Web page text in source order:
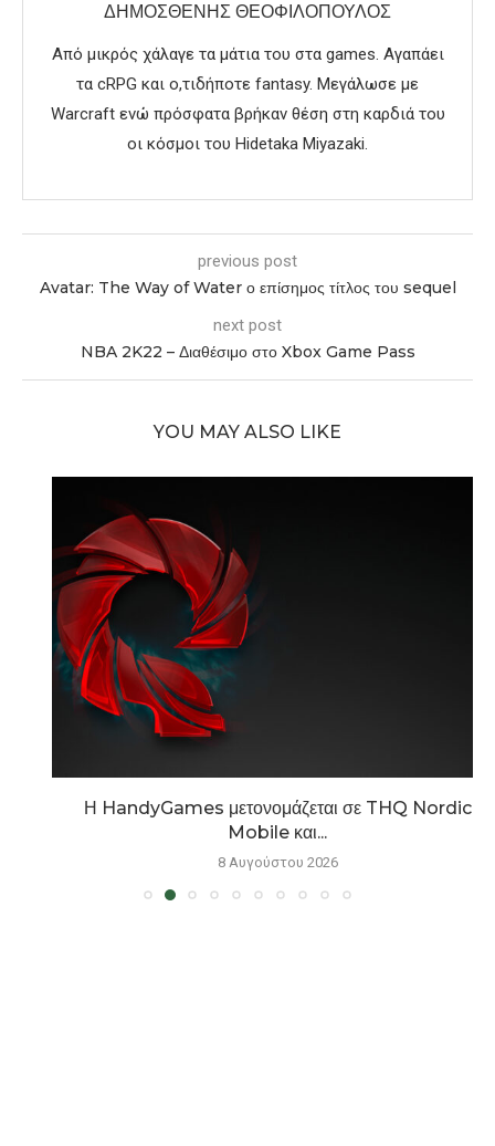
ΔΗΜΟΣΘΈΝΗΣ ΘΕΟΦΙΛΌΠΟΥΛΟΣ
Από μικρός χάλαγε τα μάτια του στα games. Αγαπάει
τα cRPG και ο,τιδήποτε fantasy. Μεγάλωσε με
Warcraft ενώ πρόσφατα βρήκαν θέση στη καρδιά του
οι κόσμοι του Hidetaka Miyazaki.
previous post
Avatar: The Way of Water ο επίσημος τίτλος του sequel
next post
NBA 2K22 – Διαθέσιμο στο Xbox Game Pass
YOU MAY ALSO LIKE
Η HandyGames μετονομάζεται σε THQ Nordic
Mobile και...
8 Αυγούστου 2026